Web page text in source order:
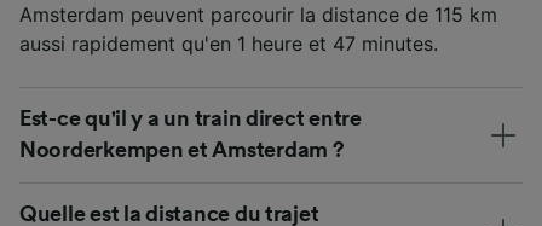
Amsterdam peuvent parcourir la distance de 115 km
aussi rapidement qu'en 1 heure et 47 minutes.
Est-ce qu'il y a un train direct entre
Noorderkempen et Amsterdam ?
Quelle est la distance du trajet